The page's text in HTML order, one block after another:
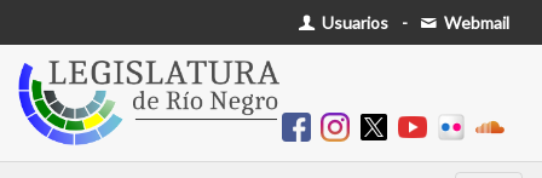
Usuarios - Webmail